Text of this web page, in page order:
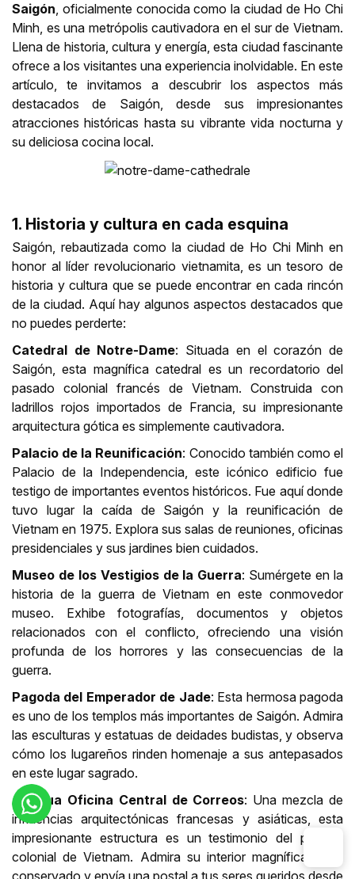
Saigón, oficialmente conocida como la ciudad de Ho Chi
Minh, es una metrópolis cautivadora en el sur de Vietnam.
Llena de historia, cultura y energía, esta ciudad fascinante
ofrece a los visitantes una experiencia inolvidable. En este
artículo, te invitamos a descubrir los aspectos más
destacados de Saigón, desde sus impresionantes
atracciones históricas hasta su vibrante vida nocturna y
su deliciosa cocina local.
1. Historia y cultura en cada esquina
Saigón, rebautizada como la ciudad de Ho Chi Minh en
honor al líder revolucionario vietnamita, es un tesoro de
historia y cultura que se puede encontrar en cada rincón
de la ciudad. Aquí hay algunos aspectos destacados que
no puedes perderte:
Catedral de Notre-Dame: Situada en el corazón de
Saigón, esta magnífica catedral es un recordatorio del
pasado colonial francés de Vietnam. Construida con
ladrillos rojos importados de Francia, su impresionante
arquitectura gótica es simplemente cautivadora.
Palacio de la Reunificación: Conocido también como el
Palacio de la Independencia, este icónico edificio fue
testigo de importantes eventos históricos. Fue aquí donde
tuvo lugar la caída de Saigón y la reunificación de
Vietnam en 1975. Explora sus salas de reuniones, oficinas
presidenciales y sus jardines bien cuidados.
Museo de los Vestigios de la Guerra: Sumérgete en la
historia de la guerra de Vietnam en este conmovedor
museo. Exhibe fotografías, documentos y objetos
relacionados con el conflicto, ofreciendo una visión
profunda de los horrores y las consecuencias de la
guerra.
Pagoda del Emperador de Jade: Esta hermosa pagoda
es uno de los templos más importantes de Saigón. Admira
las esculturas y estatuas de deidades budistas, y observa
cómo los lugareños rinden homenaje a sus antepasados
en este lugar sagrado.
Antigua Oficina Central de Correos: Una mezcla de
influencias arquitectónicas francesas y asiáticas, esta
impresionante estructura es un testimonio del pasado
colonial de Vietnam. Admira su interior magníficamente